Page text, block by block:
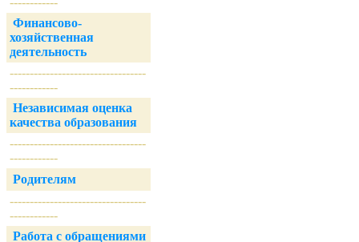
Финансово-
хозяйственная
деятельность
----------------------------------
------------
Независимая оценка
качества образования
----------------------------------
------------
Родителям
----------------------------------
------------
Работа с обращениями